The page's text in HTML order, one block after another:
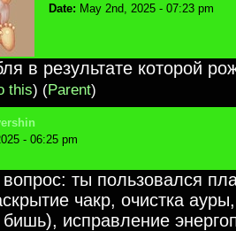
Date: May 2nd, 2025 - 07:23 pm
в результате которой
this) (Parent)
- 06:25 pm
ты пользовался
чакр, очистка
бишь), исправление